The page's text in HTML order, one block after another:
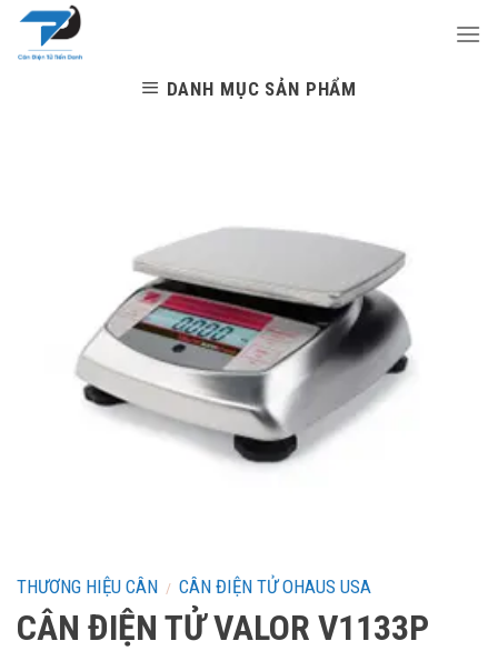
Skip
DANH MỤC SẢN PHẨM
THƯƠNG HIỆU CÂN / CÂN ĐIỆN TỬ OHAUS USA
CÂN ĐIỆN TỬ VALOR V1133P